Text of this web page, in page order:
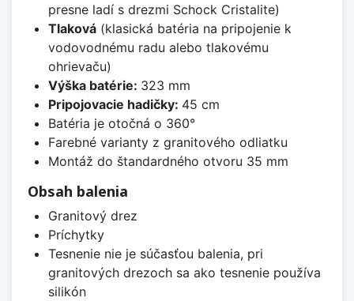
presne ladí s drezmi Schock Cristalite)
Tlaková(klasická batéria na pripojenie k
vodovodnému radu alebo tlakovému
ohrievaču)
Výška batérie: 323 mm
Pripojovacie hadičky: 45 cm
Batéria je otočná o 360°
Farebné varianty z granitového odliatku
Montáž do štandardného otvoru 35 mm
Obsah balenia
Granitový drez
Príchytky
Tesnenie nie je súčasťou balenia, pri
granitových drezoch sa ako tesnenie používa
silikón